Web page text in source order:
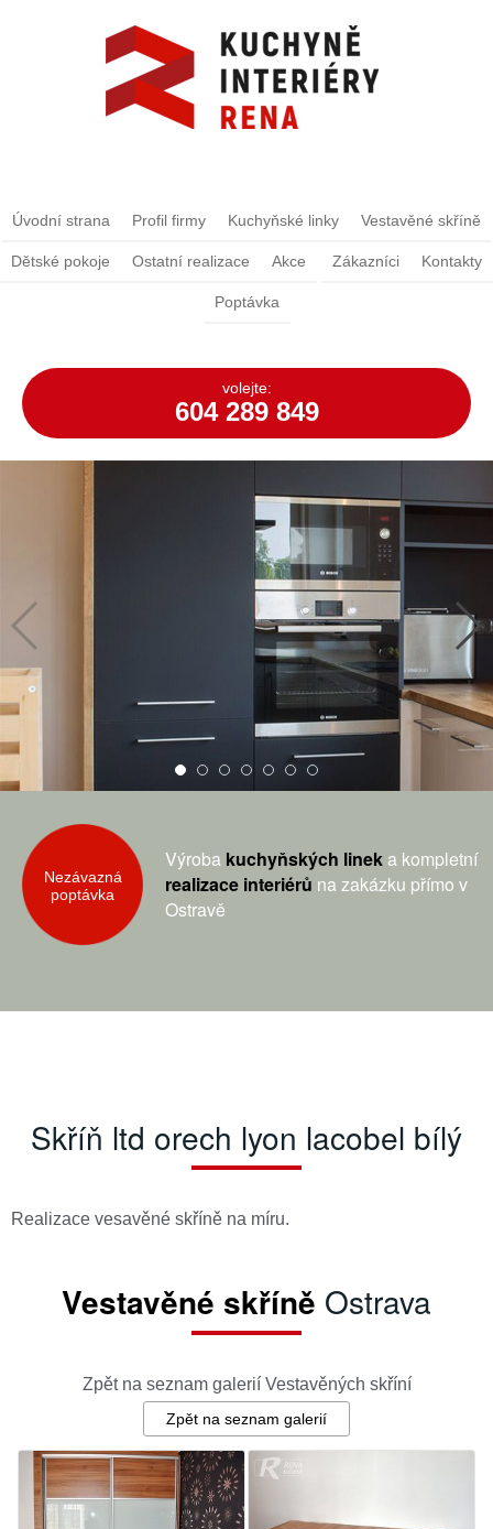
Úvodní strana Profil firmy Kuchyňské linky Vestavěné skříně
Dětské pokoje Ostatní realizace Akce Zákazníci Kontakty
Poptávka
volejte:
604 289 849
Nezávazná
poptávka
Výroba kuchyňských linek a kompletní
realizace interiérů na zakázku přímo v
Ostravě
Skříň ltd orech lyon lacobel bílý
Realizace vesavěné skříně na míru.
Vestavěné skříně Ostrava
Zpět na seznam galerií Vestavěných skříní
Zpět na seznam galerií